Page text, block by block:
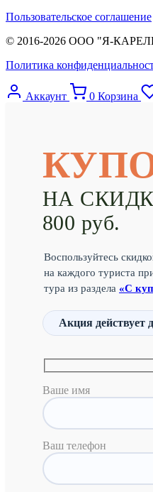
Пользовательское соглашение
© 2016-2026 ООО "Я-
Политика
Аккаунт 0 Корзина
НА
800 руб.
Воспользуйтесь
на каждого туриста
тура из раздела «С
Акция действует
Ваше имя
Ваш телефон